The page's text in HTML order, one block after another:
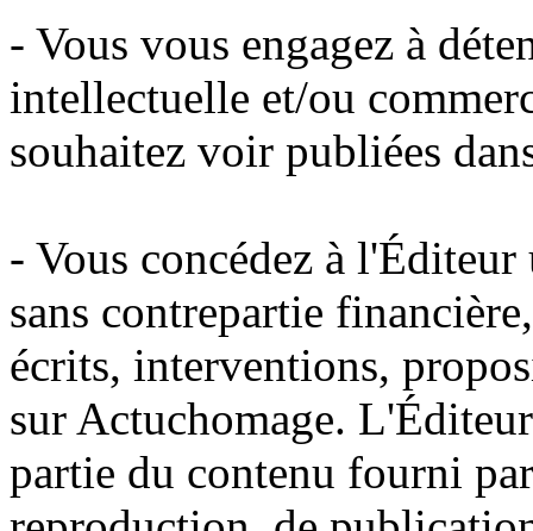
- Vous vous engagez à
intellectuelle et/ou
souhaitez voir publiées
- Vous concédez à
sans contrepartie
écrits, interventions,
sur Actuchomage.
partie du contenu fourni